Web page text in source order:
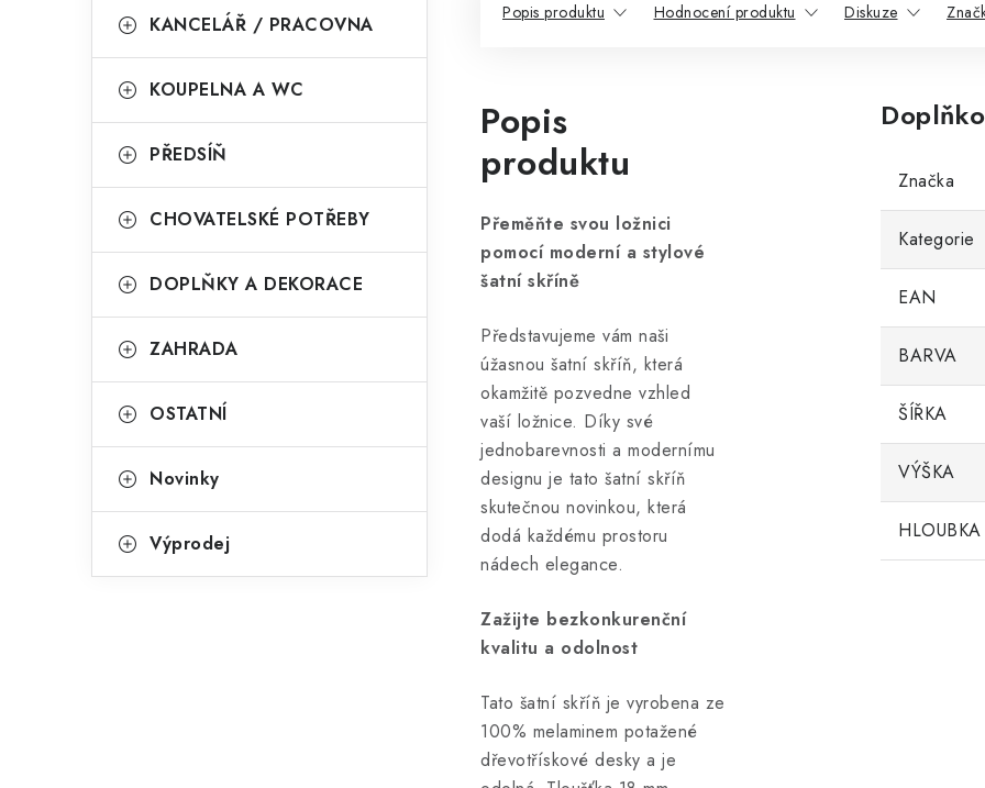
KANCELÁŘ / PRACOVNA
KOUPELNA A WC
PŘEDSÍŇ
CHOVATELSKÉ POTŘEBY
DOPLŇKY A DEKORACE
ZAHRADA
OSTATNÍ
Novinky
Výprodej
Popis produktu Hodnocení produktu Diskuze
Popis
produktu
Přeměňte svou ložnici
pomocí moderní a stylové
šatní skříně
Představujeme vám naši
úžasnou šatní skříň, která
okamžitě pozvedne vzhled
vaší ložnice. Díky své
jednobarevnosti a modernímu
designu je tato šatní skříň
skutečnou novinkou, která
dodá každému prostoru
nádech elegance.
Zažijte bezkonkurenční
kvalitu a odolnost
Tato šatní skříň je vyrobena ze
100% melaminem potažené
dřevotřískové desky a je
Značka
Kategorie
EAN
BARVA
ŠÍŘKA
VÝŠKA
HLOUBKA